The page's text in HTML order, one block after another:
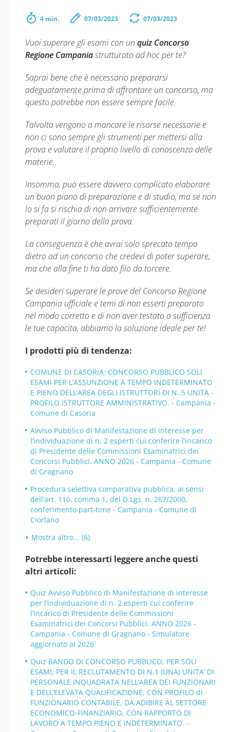
4 min. 07/03/2023 07/03/2023
Vuoi superare gli esami con un quiz Concorso
Regione Campaniastrutturato ad hoc per te?
Saprai bene che è necessario prepararsi
adeguatamente prima di affrontare un concorso, ma
questo potrebbe non essere sempre facile.
Talvolta vengono a mancare le risorse necessarie e
non ci sono sempre gli strumenti per mettersi alla
prova e valutare il proprio livello di conoscenza delle
materie.
Insomma, può essere davvero complicato elaborare
un buon piano di preparazione e di studio, ma se non
lo si fa si rischia di non arrivare sufficientemente
preparati il giorno della prova.
La conseguenza è che avrai solo sprecato tempo
dietro ad un concorso che credevi di poter superare,
ma che alla fine ti ha dato filo da torcere.
Se desideri superare le prove del Concorso Regione
Campania ufficiale e temi di non esserti preparato
nel modo corretto e di non aver testato a sufficienza
le tue capacita, abbiamo la soluzione ideale per te!
I prodotti più di tendenza:
COMUNE DI CASORIA: CONCORSO PUBBLICO SOLI
ESAMI PER L’ASSUNZIONE A TEMPO INDETERMINATO
E PIENO DELL’AREA DEGLI ISTRUTTORI DI N. 5 UNITÀ -
PROFILO ISTRUTTORE AMMINISTRATIVO. - Campania -
Comune di Casoria
Avviso Pubblico di Manifestazione di interesse per
l’individuazione di n. 2 esperti cui conferire l’incarico
di Presidente delle Commissioni Esaminatrici dei
Concorsi Pubblici. ANNO 2026 - Campania - Comune
di Gragnano
Procedura selettiva comparativa pubblica, ai sensi
dell’art. 110, comma 1, del D.Lgs. n. 267/2000,
conferimento part-time - Campania - Comune di
Ciorlano
Mostra altro... (6)
Potrebbe interessarti leggere anche questi
altri articoli:
Quiz Avviso Pubblico di Manifestazione di interesse
per l’individuazione di n. 2 esperti cui conferire
l’incarico di Presidente delle Commissioni
Esaminatrici dei Concorsi Pubblici. ANNO 2026 -
Campania - Comune di Gragnano - Simulatore
aggiornato al 2026
Quiz BANDO DI CONCORSO PUBBLICO, PER SOLI
ESAMI, PER IL RECLUTAMENTO DI N.1 (UNA) UNITA’ DI
PERSONALE INQUADRATA NELL’AREA DEI FUNZIONARI
E DELL’ELEVATA QUALIFICAZIONE, CON PROFILO di
FUNZIONARIO CONTABILE, DA ADIBIRE AL SETTORE
ECONOMICO-FINANZIARIO, CON RAPPORTO DI
LAVORO A TEMPO PIENO E INDETERMINATO. -